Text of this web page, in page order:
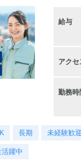
給与
アクセ
勤務時
長期 未経験歓迎
活躍中